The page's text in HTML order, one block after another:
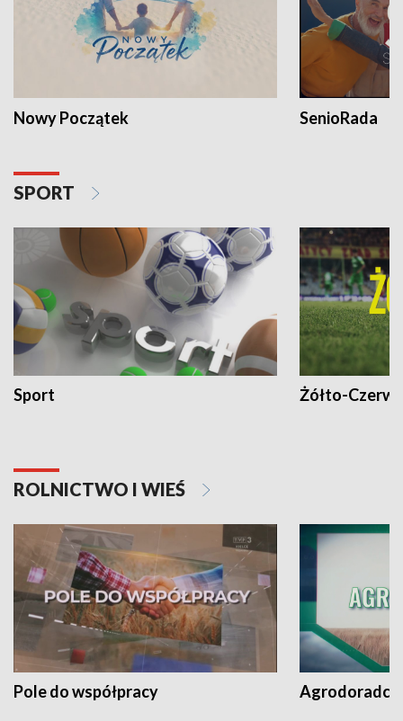
Nowy Początek SenioRada
SPORT
Sport Żółto-
ROLNICTWO I WIEŚ
Pole do współpracy Agrodoradcy